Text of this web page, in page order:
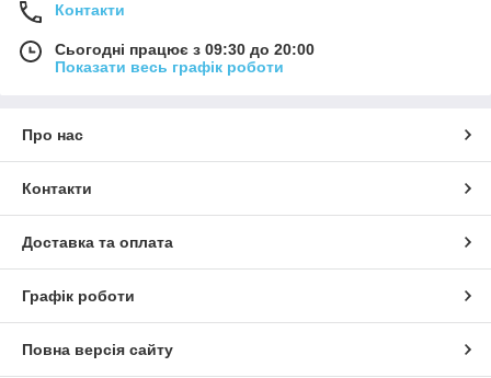
Контакти
Сьогодні працює з 09:30 до 20:00
Показати весь графік роботи
Про нас
Контакти
Доставка та оплата
Графік роботи
Повна версія сайту